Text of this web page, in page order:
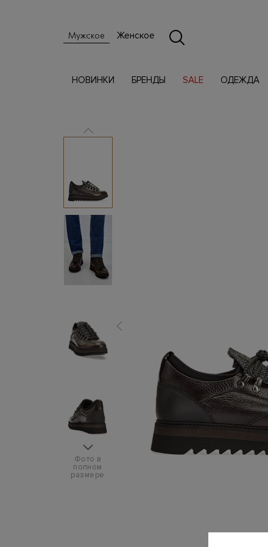
Мужское Женское
НОВИНКИ БРЕНДЫ SALE ОДЕЖДА
Фото в
полном
размере